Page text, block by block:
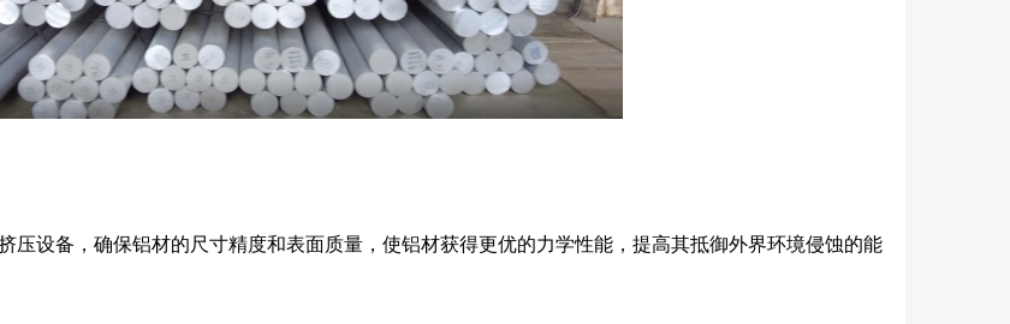
压设备，确保铝材的尺寸精度和表面质量，使铝材获得更优的力学性能，提高其抵御外界环境侵蚀的能